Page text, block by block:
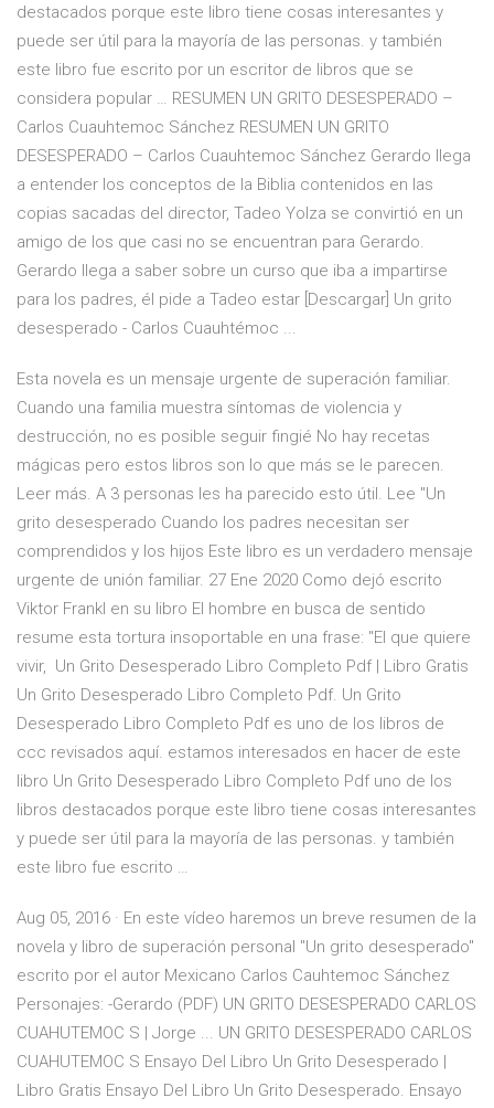
destacados porque este libro tiene cosas interesantes y
puede ser útil para la mayoría de las personas. y también
este libro fue escrito por un escritor de libros que se
considera popular … RESUMEN UN GRITO DESESPERADO –
Carlos Cuauhtemoc Sánchez RESUMEN UN GRITO
DESESPERADO – Carlos Cuauhtemoc Sánchez Gerardo llega
a entender los conceptos de la Biblia contenidos en las
copias sacadas del director, Tadeo Yolza se convirtió en un
amigo de los que casi no se encuentran para Gerardo.
Gerardo llega a saber sobre un curso que iba a impartirse
para los padres, él pide a Tadeo estar [Descargar] Un grito
desesperado - Carlos Cuauhtémoc ...
Esta novela es un mensaje urgente de superación familiar.
Cuando una familia muestra síntomas de violencia y
destrucción, no es posible seguir fingié No hay recetas
mágicas pero estos libros son lo que más se le parecen.
Leer más. A 3 personas les ha parecido esto útil. Lee "Un
grito desesperado Cuando los padres necesitan ser
comprendidos y los hijos Este libro es un verdadero mensaje
urgente de unión familiar. 27 Ene 2020 Como dejó escrito
Viktor Frankl en su libro El hombre en busca de sentido
resume esta tortura insoportable en una frase: "El que quiere
vivir, Un Grito Desesperado Libro Completo Pdf | Libro Gratis
Un Grito Desesperado Libro Completo Pdf. Un Grito
Desesperado Libro Completo Pdf es uno de los libros de
ccc revisados aquí. estamos interesados en hacer de este
libro Un Grito Desesperado Libro Completo Pdf uno de los
libros destacados porque este libro tiene cosas interesantes
y puede ser útil para la mayoría de las personas. y también
este libro fue escrito …
Aug 05, 2016 · En este vídeo haremos un breve resumen de la
novela y libro de superación personal ''Un grito desesperado''
escrito por el autor Mexicano Carlos Cauhtemoc Sánchez
Personajes: -Gerardo (PDF) UN GRITO DESESPERADO CARLOS
CUAHUTEMOC S | Jorge ... UN GRITO DESESPERADO CARLOS
CUAHUTEMOC S Ensayo Del Libro Un Grito Desesperado |
Libro Gratis Ensayo Del Libro Un Grito Desesperado. Ensayo